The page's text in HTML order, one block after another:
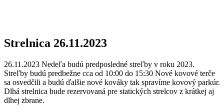
Strelnica 26.11.2023
26.11.2023 Nedeľa budú predposledné streľby v roku 2023.
Streľby budú predbežne cca od 10:00 do 15:30 Nové kovové terče
sa osvedčili a budú ďalšie nové kováky tak spravíme kovový parkúr.
Dlhá strelnica bude rezervovaná pre statických strelcov z krátkej aj
dlhej zbrane.